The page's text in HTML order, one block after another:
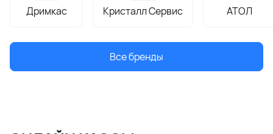
Дримкас Кристалл Сервис АТОЛ
Все бренды